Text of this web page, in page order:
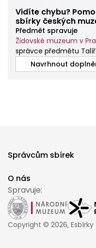
Vidíte chybu?
sbírky českých
Předmět spravuje
Židovské muzeum v
správce předmětu Talíř
Navrhnout
Správcům sbírek
O nás
Spravuje:
Copyright © 2026, Esbírky